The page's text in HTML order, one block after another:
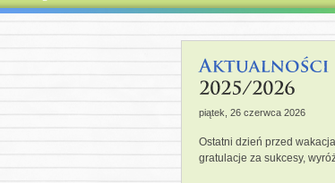
piątek, 26 czerwca 2026
Ostatni dzień przed
gratulacje za sukcesy,